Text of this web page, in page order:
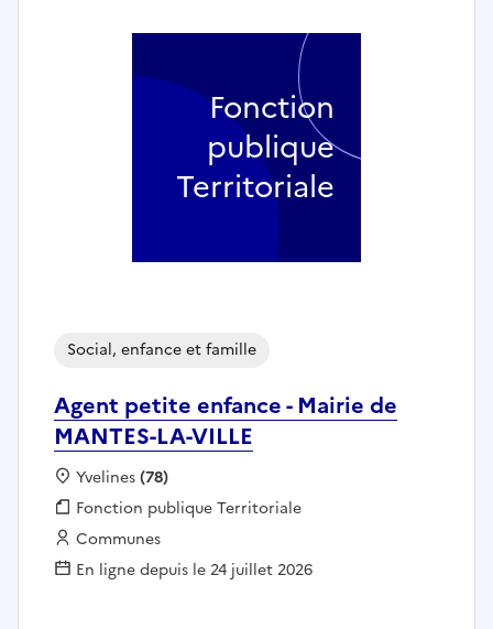
Agent petite enfance - Mairie de
MANTES-LA-VILLE
Social, enfance et famille
Localisation :
Yvelines(78)
Fonction publique :
Fonction publique Territoriale
Employeur :
Communes
En ligne depuis le 24 juillet 2026
Fonction
publique
Territoriale